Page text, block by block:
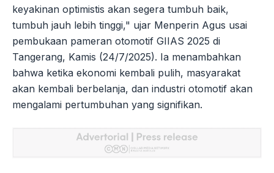
keyakinan optimistis akan segera tumbuh baik,
tumbuh jauh lebih tinggi," ujar Menperin Agus usai
pembukaan pameran otomotif GIIAS 2025 di
Tangerang, Kamis (24/7/2025). Ia menambahkan
bahwa ketika ekonomi kembali pulih, masyarakat
akan kembali berbelanja, dan industri otomotif akan
mengalami pertumbuhan yang signifikan.